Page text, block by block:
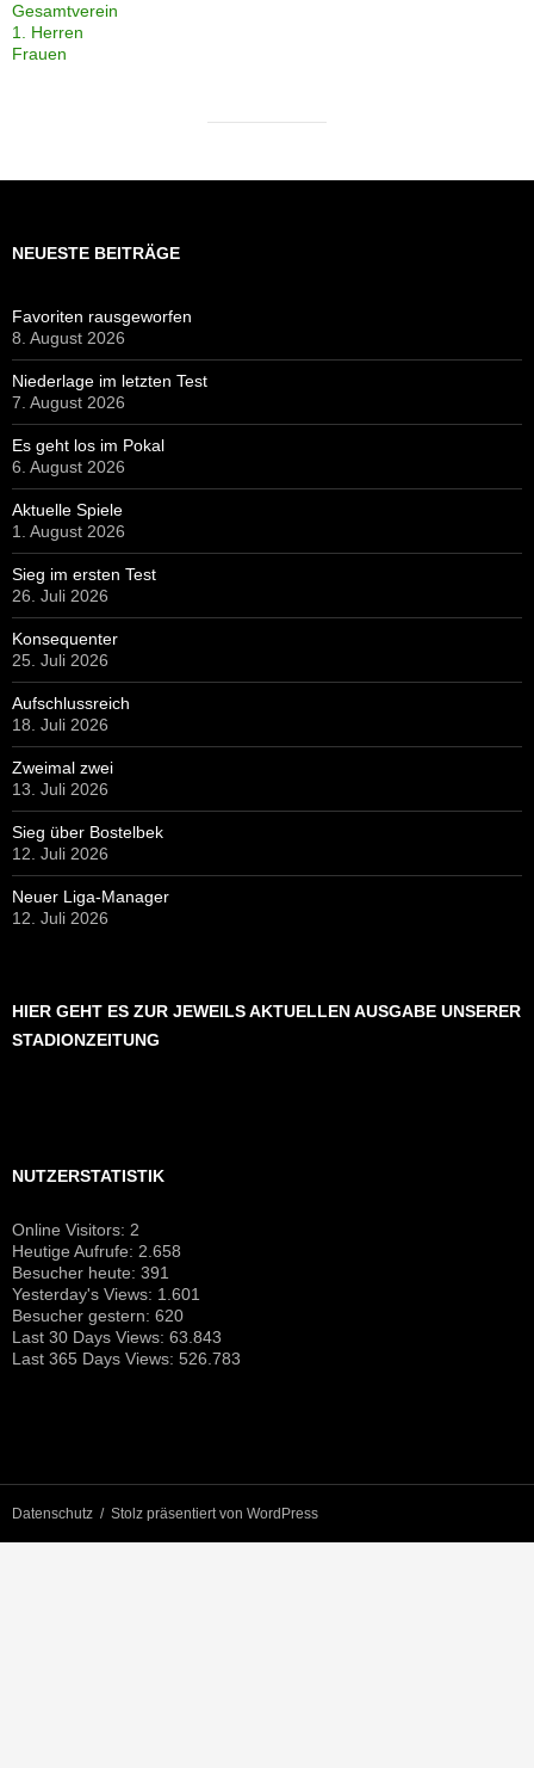
Gesamtverein
1. Herren
Frauen
NEUESTE BEITRÄGE
Favoriten rausgeworfen
8. August 2026
Niederlage im letzten Test
7. August 2026
Es geht los im Pokal
6. August 2026
Aktuelle Spiele
1. August 2026
Sieg im ersten Test
26. Juli 2026
Konsequenter
25. Juli 2026
Aufschlussreich
18. Juli 2026
Zweimal zwei
13. Juli 2026
Sieg über Bostelbek
12. Juli 2026
Neuer Liga-Manager
12. Juli 2026
HIER GEHT ES ZUR JEWEILS AKTUELLEN AUSGABE UNSERER
STADIONZEITUNG
NUTZERSTATISTIK
Online Visitors: 2
Heutige Aufrufe: 2.658
Besucher heute: 391
Yesterday's Views: 1.601
Besucher gestern: 620
Last 30 Days Views: 63.843
Last 365 Days Views: 526.783
Datenschutz Stolz präsentiert von WordPress